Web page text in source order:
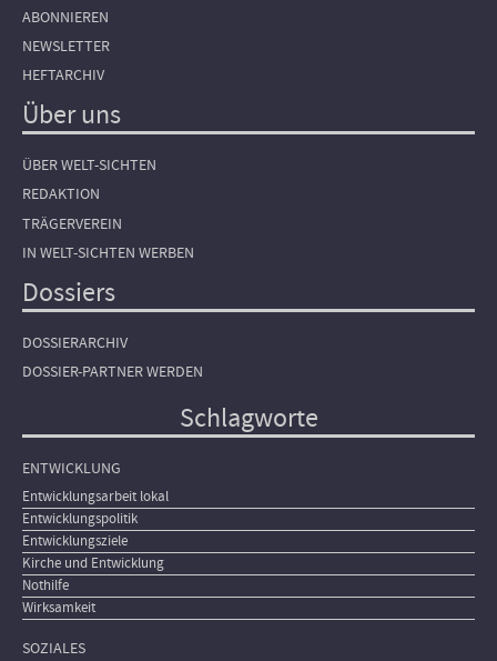
ABONNIEREN
NEWSLETTER
HEFTARCHIV
Über uns
ÜBER WELT-SICHTEN
REDAKTION
TRÄGERVEREIN
IN WELT-SICHTEN WERBEN
Dossiers
DOSSIERARCHIV
DOSSIER-PARTNER WERDEN
Schlagworte
ENTWICKLUNG
Entwicklungsarbeit lokal
Entwicklungspolitik
Entwicklungsziele
Kirche und Entwicklung
Nothilfe
Wirksamkeit
SOZIALES